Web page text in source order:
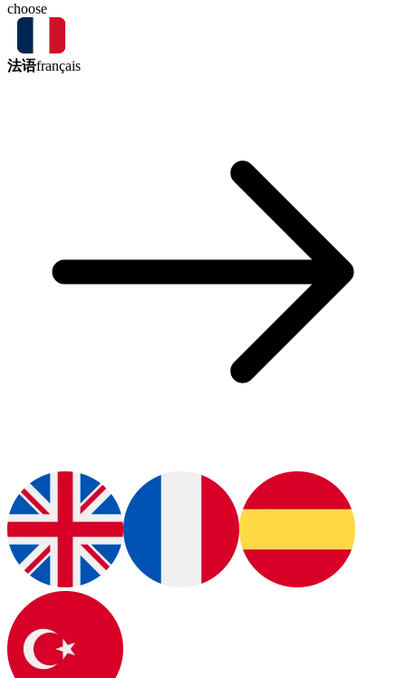
choose
法语français